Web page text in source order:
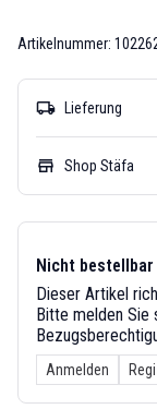
Artikelnummer:
local_shipping Lieferung
store Shop Stäfa
Nicht bestellbar
Dieser Artikel
Bitte melden Sie
Anmelden